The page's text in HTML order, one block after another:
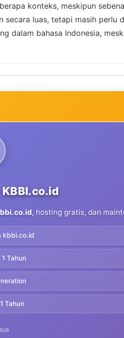
konteks, meskipun
luas, tetapi masih
dalam bahasa Indonesia,
, hosting gratis, dan
kbbi.co.id
Tahun
Tahun